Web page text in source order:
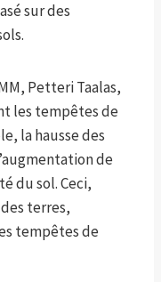
sur des
Petteri Taalas,
les tempêtes de
la hausse des
de
du sol. Ceci,
terres,
tempêtes de